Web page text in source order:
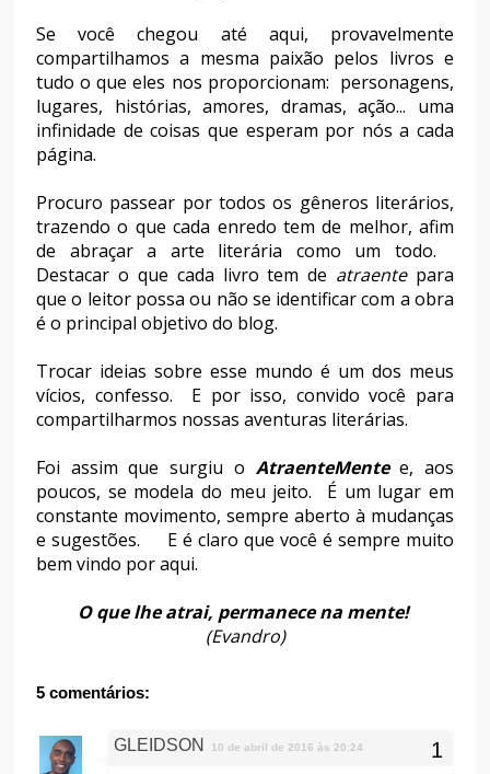
Se você chegou até aqui, provavelmente
compartilhamos a mesma paixão pelos livros e
tudo o que eles nos proporcionam: personagens,
lugares, histórias, amores, dramas, ação... uma
infinidade de coisas que esperam por nós a cada
página.
Procuro passear por todos os gêneros literários,
trazendo o que cada enredo tem de melhor, afim
de abraçar a arte literária como um todo.
Destacar o que cada livro tem de atraente para
que o leitor possa ou não se identificar com a obra
é o principal objetivo do blog.
Trocar ideias sobre esse mundo é um dos meus
vícios, confesso. E por isso, convido você para
compartilharmos nossas aventuras literárias.
Foi assim que surgiu o AtraenteMentee, aos
poucos, se modela do meu jeito. É um lugar em
constante movimento, sempre aberto à mudanças
e sugestões. E é claro que você é sempre muito
bem vindo por aqui.
O que lhe atrai, permanece na mente!
(Evandro)
5 comentários:
GLEIDSON 10 de abril de 2016 às 20:24